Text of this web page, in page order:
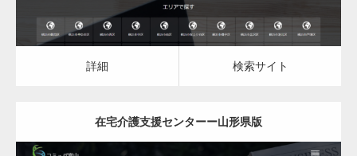
詳細 検索サイト
在宅介護支援センターー山形県版